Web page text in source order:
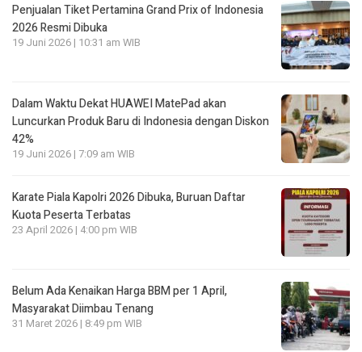
Penjualan Tiket Pertamina Grand Prix of Indonesia
2026 Resmi Dibuka
19 Juni 2026 | 10:31 am WIB
Dalam Waktu Dekat HUAWEI MatePad akan
Luncurkan Produk Baru di Indonesia dengan Diskon
42%
19 Juni 2026 | 7:09 am WIB
Karate Piala Kapolri 2026 Dibuka, Buruan Daftar
Kuota Peserta Terbatas
23 April 2026 | 4:00 pm WIB
Belum Ada Kenaikan Harga BBM per 1 April,
Masyarakat Diimbau Tenang
31 Maret 2026 | 8:49 pm WIB